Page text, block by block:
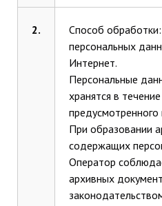
2.
Способ
персональных
Интернет.
Персональные
хранятся в
При образовании
содержащих
Оператор
архивных